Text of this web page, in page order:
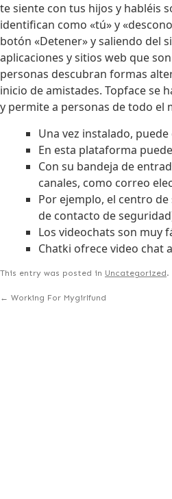
te siente con tus hijos y habléis
identifican como «tú» y
botón «Detener» y saliendo del
aplicaciones y sitios web que
personas descubran formas
inicio de amistades. Topface se
y permite a personas de todo el
Una vez instalado,
En esta plataforma
Con su bandeja de
canales, como correo
Por ejemplo, el centro
de contacto de
Los videochats son muy
Chatki ofrece video chat
This entry was posted in Uncategorized.
← Working For Mygirlfund